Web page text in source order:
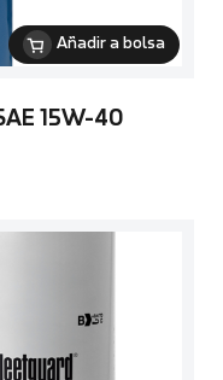
Añadir a bolsa
15W-40